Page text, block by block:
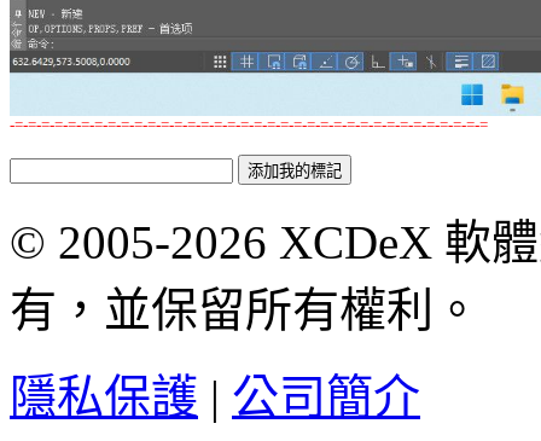
-=-=-=-=-=-=-=-=-=-=-=-=-=-=-=-=-=-=-=-=-=-=-=-=-=-=-=-=-=-=-=-=-=-=-=-=
© 2005-2026 XCDeX 軟
有，並保留所有權利。
隱私保護 | 公司簡介